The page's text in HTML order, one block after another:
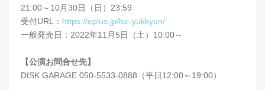
21:00～10月30日（日）23:59
受付URL： https://eplus.jp/lsc-yukkyun/
一般発売日：2022年11月5日（土）10:00～
【公演お問合せ先】
DISK GARAGE 050-5533-0888（平日12:00～19:00）